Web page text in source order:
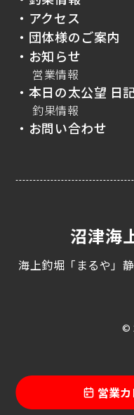
営業
・アクセス
・団体様のご案内
・お知らせ
営業情報
・本日の太公望 日
釣果情報
・お問い合わせ
沼津海
海上釣堀「まるや」
©